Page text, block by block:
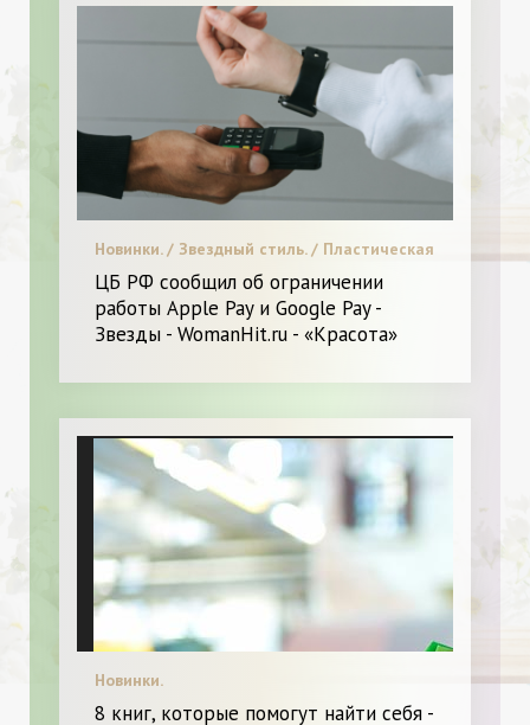
Новинки. / Звездный стиль. / Пластическая
хирургия / Я и Красота.
ЦБ РФ сообщил об ограничении
работы Apple Pay и Google Pay -
Звезды - WomanHit.ru - «Красота»
Новинки.
8 книг, которые помогут найти себя -